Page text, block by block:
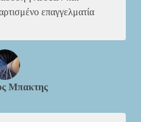
επαγγελματία
Μπακτης